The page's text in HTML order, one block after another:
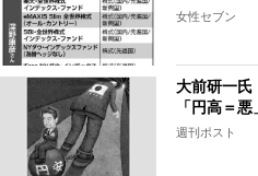
女性セブン
大前研一氏
「円高＝
週刊ポスト